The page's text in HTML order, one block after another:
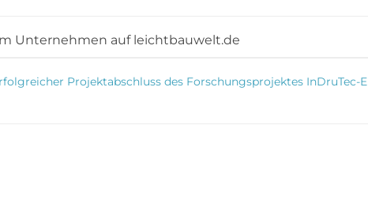
Unternehmen auf leichtbauwelt.de
Projektabschluss des Forschungsprojektes InDruTec-E